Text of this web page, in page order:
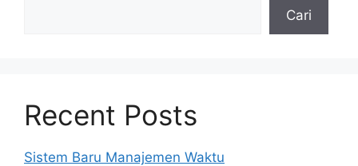
Cari
Recent Posts
Sistem Baru Manajemen Waktu